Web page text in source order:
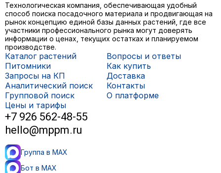
Технологическая компания, обеспечивающая удобный
способ поиска посадочного материала и продвигающая на
рынок концепцию единой базы данных растений, где все
участники профессионального рынка могут доверять
информации о ценах, текущих остатках и планируемом
производстве.
Каталог растений
Питомники
Запросы на КП
Аналитический поиск
Групповой поиск
Цены и тарифы
Вопросы и ответы
Как купить
Доставка
Контакты
О платформе
+7 926 562-48-55
hello@mppm.ru
Группа в MAX
Бот в MAX